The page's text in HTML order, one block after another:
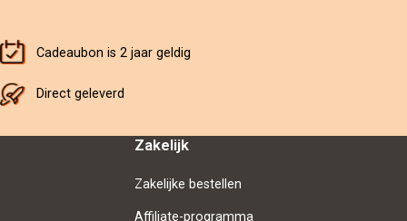
Cadeaubon is 2 jaar geldig
Direct geleverd
Zakelijk
Zakelijke bestellen
Affiliate-programma